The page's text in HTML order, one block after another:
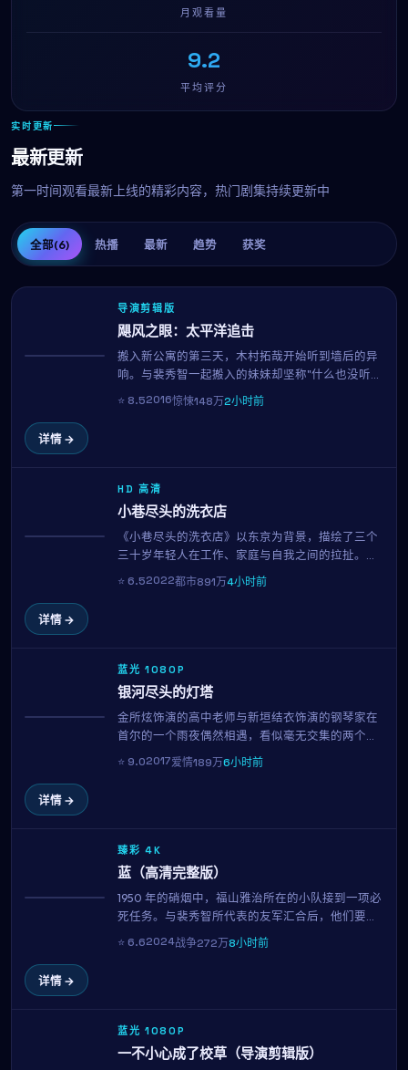
月观看量
9.2
平均评分
实时更新
最新更新
第一时间观看最新上线的精彩内容，热门剧集持续更新中
全部(6) 热播 最新 趋势 获奖
导演剪辑版
飓风之眼：太平洋追击
搬入新公寓的第三天，木村拓哉开始听到墙后的异
响。与裴秀智一起搬入的妹妹却坚称"什么也没听
到"。当真相终于显现，所有看似日常的细节都成了
恐惧的来源。新海诚用极简的音效与克制的镜头，
⭐ 8.52016惊悚148万2小时前
详情 →
HD 高清
小巷尽头的洗衣店
《小巷尽头的洗衣店》以东京为背景，描绘了三个
三十岁年轻人在工作、家庭与自我之间的拉扯。柳
俊烈与北川景子的对手戏自然有张力，导演中岛哲
也延续其一贯的细腻笔触，在147分钟的时长内呈现
⭐6.52022都市891万4小时前
详情 →
蓝光 1080P
银河尽头的灯塔
金所炫饰演的高中老师与新垣结衣饰演的钢琴家在
首尔的一个雨夜偶然相遇，看似毫无交集的两个
人，因为一封被错送的信、一首循环播放的旧歌、
或是一只走失的猫，开始走进彼此的日常。这部由
⭐ 9.02017爱情189万6小时前
详情 →
臻彩 4K
蓝（高清完整版）
1950 年的硝烟中，福山雅治所在的小队接到一项必
死任务。与裴秀智所代表的友军汇合后，他们要在
81 小时内完成不可能。罗鸿振以克制的笔触，呈现
了战争中最微小却最珍贵的人性微光。
⭐6.62024战争272万8小时前
详情 →
蓝光 1080P
一不小心成了校草（导演剪辑版）